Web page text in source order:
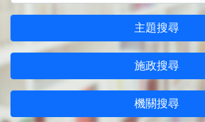
主題搜尋
施政搜尋
機關搜尋